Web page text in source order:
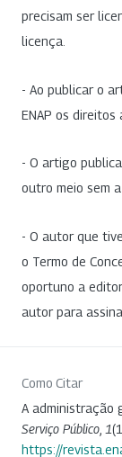
precisam ser
licença.
- Ao publicar o
ENAP os
- O artigo
outro meio sem
- O autor que
o Termo de
oportuno a
autor para
Como Citar
A administração
Serviço Público 1
https://